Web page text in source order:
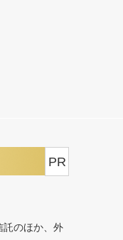
PR
託のほか、外